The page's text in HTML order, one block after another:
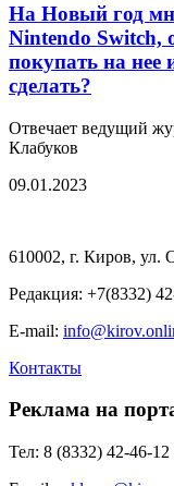
На Новый год
Nintendo Switch,
покупать на
сделать?
Отвечает ведущий
Клабуков
09.01.2023
610002, г. Киров, ул.
Редакция: +7(8332)
E-mail:
Контакты
Реклама на
Тел: 8 (8332) 42-46-12